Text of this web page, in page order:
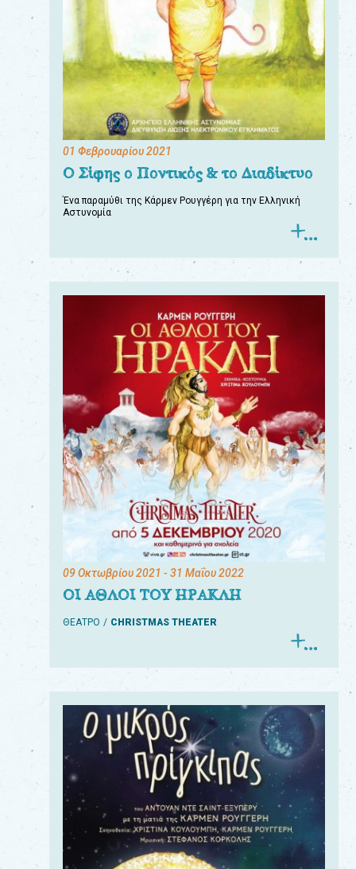
01 Φεβρουαρίου 2021
Ο Σίφης ο Ποντικός & το Διαδίκτυο
Ένα παραμύθι της Κάρμεν Ρουγγέρη για την Ελληνική
Αστυνομία
09 Οκτωβρίου 2021 - 31 Μαΐου 2022
ΟΙ ΑΘΛΟΙ ΤΟΥ ΗΡΑΚΛΗ
ΘΕΑΤΡΟ CHRISTMAS THEATER